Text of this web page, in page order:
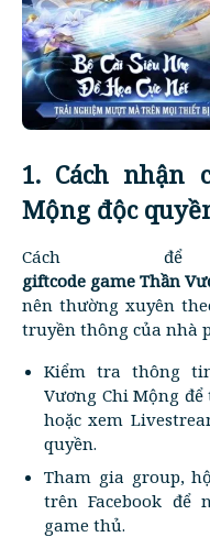
1. Cách nhận
Mộng độc
Cách
giftcode game Thần
nên thường xuyên
truyền thông của nhà
Kiểm tra thông
Vương Chi Mộng
hoặc xem
quyền.
Tham gia group,
trên Facebook để
game thủ.